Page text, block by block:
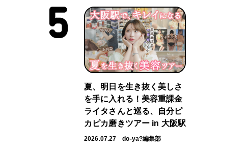
夏、明日を生き抜く美しさ
を手に入れる！美容重課金
ライタさんと巡る、自分ピ
カピカ磨きツアー in 大阪駅
2026.07.27 do-ya?編集部